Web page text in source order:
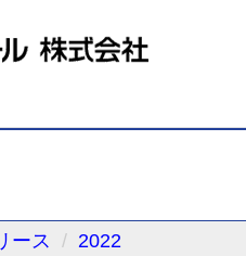
ース
2022